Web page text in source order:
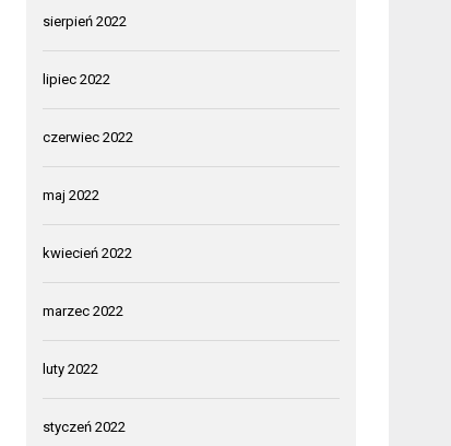
sierpień 2022
lipiec 2022
czerwiec 2022
maj 2022
kwiecień 2022
marzec 2022
luty 2022
styczeń 2022